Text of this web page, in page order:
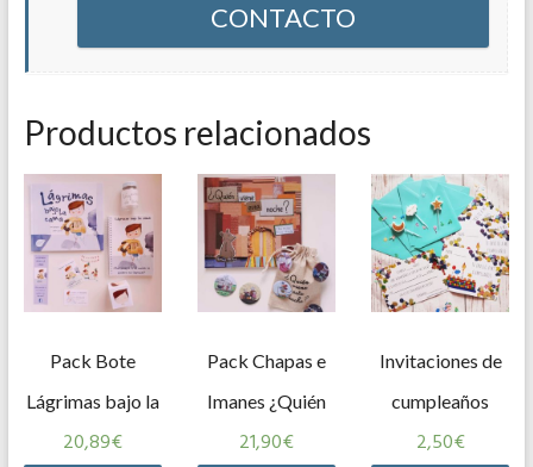
CONTACTO
Productos relacionados
Pack Bote
Lágrimas bajo la
cama
20,89€
Pack Chapas e
Imanes ¿Quién
viene esta
21,90€
Invitaciones de
cumpleaños
2,50€